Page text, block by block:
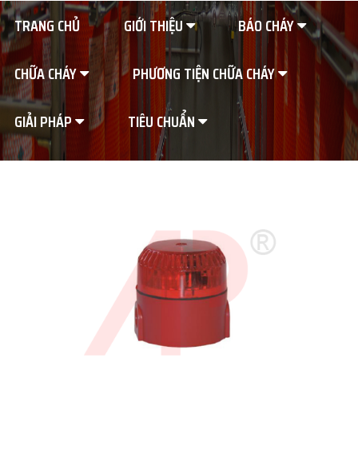
TRANG CHỦ GIỚI THIỆU
BÁO CHÁY
CHỮA CHÁY
PHƯƠNG TIỆN CHỮA CHÁY
GIẢI PHÁP
TIÊU CHUẨN